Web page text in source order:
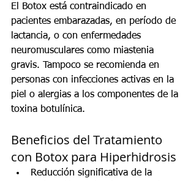
El Botox está contraindicado en
pacientes embarazadas, en período de
lactancia, o con enfermedades
neuromusculares como miastenia
gravis. Tampoco se recomienda en
personas con infecciones activas en la
piel o alergias a los componentes de la
toxina botulínica.
Beneficios del Tratamiento
con Botox para Hiperhidrosis
Reducción significativa de la